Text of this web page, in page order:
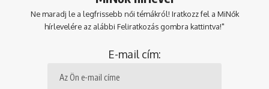
Ne maradj le a legfrissebb női témákról! Iratkozz fel a MiNők
hírlevelére az alábbi Feliratkozás gombra kattintva!"
E-mail cím: